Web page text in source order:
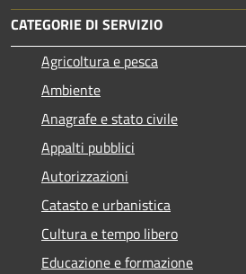
CATEGORIE DI SERVIZIO
Agricoltura e pesca
Ambiente
Anagrafe e stato civile
Appalti pubblici
Autorizzazioni
Catasto e urbanistica
Cultura e tempo libero
Educazione e formazione